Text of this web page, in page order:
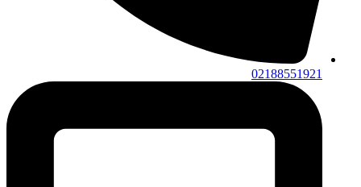
02188551921